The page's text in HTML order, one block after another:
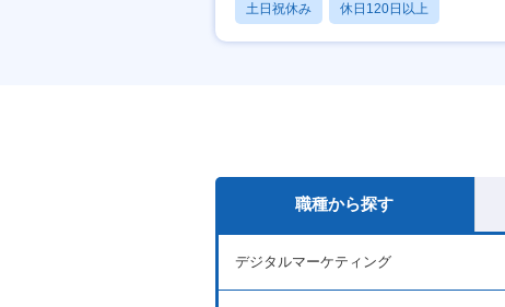
土日祝休み 休日120日以上
産休・育休あり
職種から探す
デジタルマーケティング